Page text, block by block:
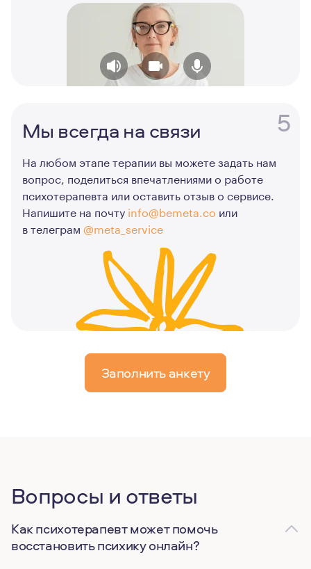
5
Мы всегда на связи
На любом этапе терапии вы можете задать нам
вопрос, поделиться впечатлениями о работе
психотерапевта или оставить отзыв о сервисе.
Напишите на почту info@bemeta.co или
в телеграм @meta_service
Заполнить анкету
Вопросы и ответы
Как психотерапевт может помочь
восстановить психику онлайн?